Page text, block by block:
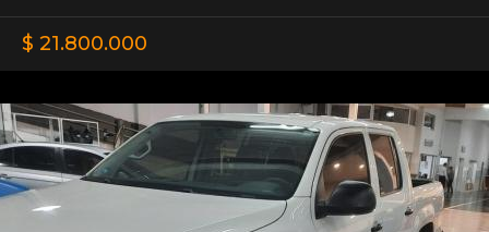
$ 21.800.000